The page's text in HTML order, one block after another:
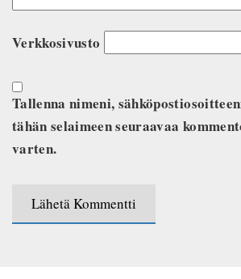
Verkkosivusto
Tallenna nimeni,
tähän selaimeen seuraavaa
varten.